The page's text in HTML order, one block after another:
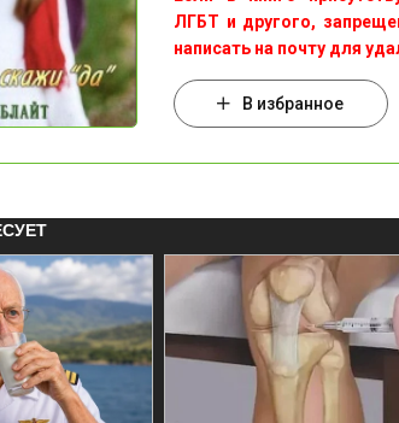
ЛГБТ и другого,
написать на почту для
В избранное